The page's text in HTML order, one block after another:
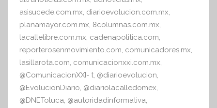
asisucede.com.mx, diarioevolucion.com.mx,
planamayor.com.mx, 8columnas.com.mx,
lacallelibre.com.mx, cadenapolitica.com,
reporterosenmovimiento.com, comunicadores.mx,
lasillarota.com, comunicacionxxi.com.mx,
@ComunicacionXXI- t, @diarioevolucion,
@EvolucionDiario, @diariolacalledomex,
@DNEToluca, @autoridadinformativa,